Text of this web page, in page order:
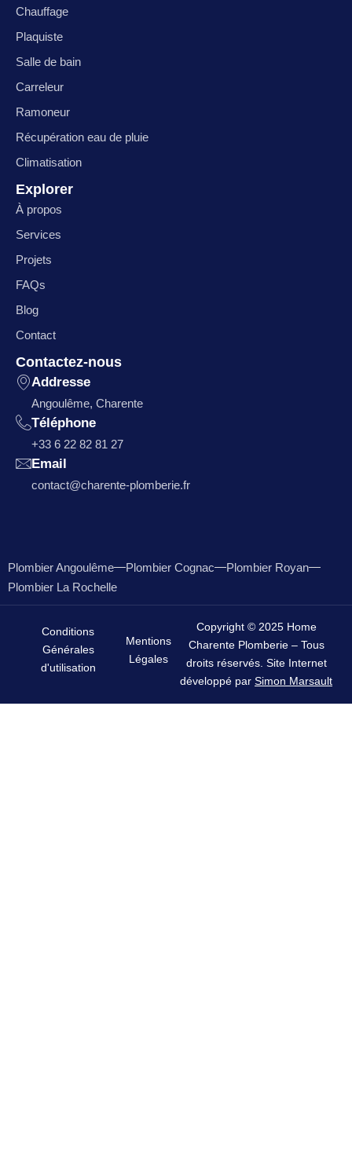
Chauffage
Plaquiste
Salle de bain
Carreleur
Ramoneur
Récupération eau de pluie
Climatisation
Explorer
À propos
Services
Projets
FAQs
Blog
Contact
Contactez-nous
Addresse
Angoulême, Charente
Téléphone
+33 6 22 82 81 27
Email
contact@charente-plomberie.fr
Plombier Angoulême Plombier Cognac
Plombier Royan
Plombier La Rochelle
Copyright © 2025 Home
Charente Plomberie – Tous
droits réservés. Site Internet
développé par Simon Marsault
Conditions
Générales
d'utilisation
Mentions
Légales